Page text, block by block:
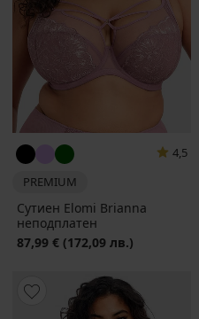
4,5
PREMIUM
Сутиен Elomi Brianna
неподплатен
87,99 € (172,09 лв.)